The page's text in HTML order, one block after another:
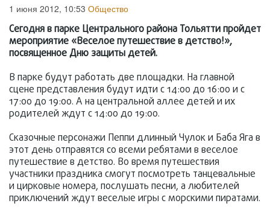
1 июня 2012, 10:53 Общество
Сегодня в парке Центрального района Тольятти пройдет
мероприятие «Веселое путешествие в детство!»,
посвященное Дню защиты детей.
В парке будут работать две площадки. На главной
сцене представления будут идти с 14:00 до 16:00 и с
17:00 до 19:00. А на центральной аллее детей и их
родителей ждут с 14:00 до 19:00.
Сказочные персонажи Пеппи длинный Чулок и Баба Яга в
этот день отправятся со всеми ребятами в веселое
путешествие в детство. Во время путешествия
участники праздника смогут посмотреть танцевальные
и цирковые номера, послушать песни, а любителей
приключений ждут веселые игры с морскими пиратами.